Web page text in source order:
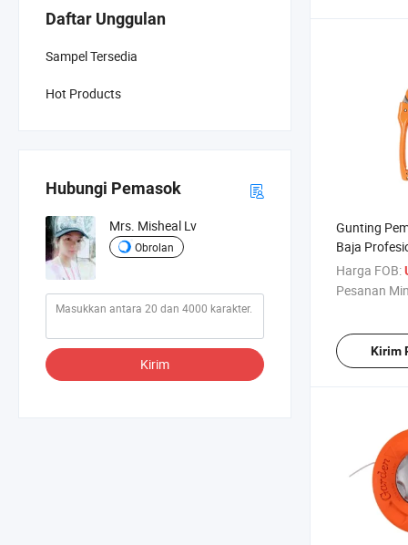
Daftar Unggulan
Sampel Tersedia
Hot Products
Hubungi Pemasok
Mrs. Misheal Lv
Obrolan
Kirim
Gunting
Baja
Harga FOB:
Pesanan
Kirim